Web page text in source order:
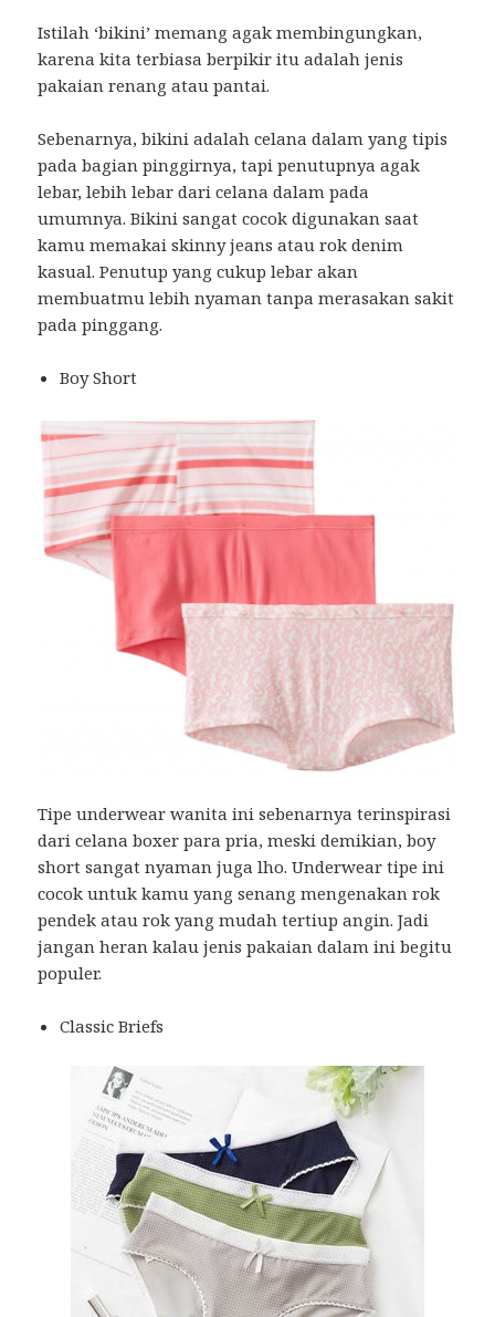
Istilah ‘bikini’ memang agak membingungkan,
karena kita terbiasa berpikir itu adalah jenis
pakaian renang atau pantai.
Sebenarnya, bikini adalah celana dalam yang tipis
pada bagian pinggirnya, tapi penutupnya agak
lebar, lebih lebar dari celana dalam pada
umumnya. Bikini sangat cocok digunakan saat
kamu memakai skinny jeans atau rok denim
kasual. Penutup yang cukup lebar akan
membuatmu lebih nyaman tanpa merasakan sakit
pada pinggang.
Boy Short
Tipe underwear wanita ini sebenarnya terinspirasi
dari celana boxer para pria, meski demikian, boy
short sangat nyaman juga lho. Underwear tipe ini
cocok untuk kamu yang senang mengenakan rok
pendek atau rok yang mudah tertiup angin. Jadi
jangan heran kalau jenis pakaian dalam ini begitu
populer.
Classic Briefs